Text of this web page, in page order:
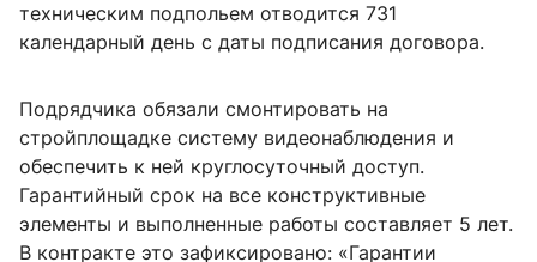
техническим подпольем отводится 731
календарный день с даты подписания договора.
Подрядчика обязали смонтировать на
стройплощадке систему видеонаблюдения и
обеспечить к ней круглосуточный доступ.
Гарантийный срок на все конструктивные
элементы и выполненные работы составляет 5 лет.
В контракте это зафиксировано: «Гарантии